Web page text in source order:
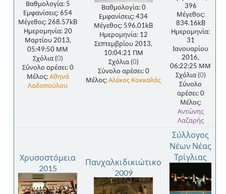
Βαθμολογία: 5
Εμφανίσεις: 654
Μέγεθος: 268.57kB
Ημερομηνία: 20
Μαρτίου 2013,
05:49:50 ΜΜ
Σχόλια (0)
Σύνολο αρέσει: 0
Μέλος:Αθηνά
Λαδοπούλου
Βαθμολογία: 0
Εμφανίσεις: 434
Μέγεθος: 596.01kB
Ημερομηνία: 12
Σεπτεμβρίου 2013,
10:04:21 ΠΜ
Σχόλια (0)
Σύνολο αρέσει: 0
Μέλος:Αλέκος Κοκκαλάς
396
Μέγεθος:
834.16kB
Ημερομηνία:
31
Ιανουαρίου
2016,
06:22:25 ΜΜ
Σχόλια (0)
Σύνολο
αρέσει: 0
Μέλος:
Αντώνης
Λαζαρής
Χρυσοστόμεια
2015
Πανχαλκιδικιώτικο
2009
Σύλλογος
Νέων Νέας
Τρίγλιας